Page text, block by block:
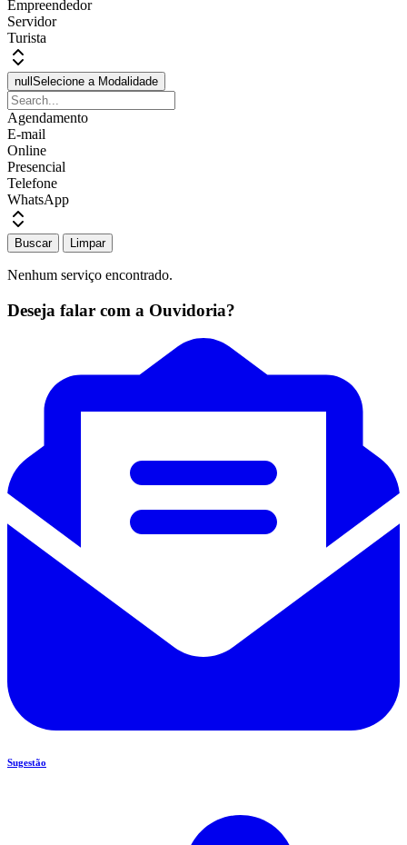
Empreendedor
Servidor
Turista
null Selecione a Modalidade
Agendamento
E-mail
Online
Presencial
Telefone
WhatsApp
Buscar Limpar
Nenhum serviço encontrado.
Deseja falar com a Ouvidoria?
Sugestão